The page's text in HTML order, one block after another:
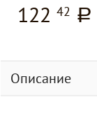
122 42 a
Описание